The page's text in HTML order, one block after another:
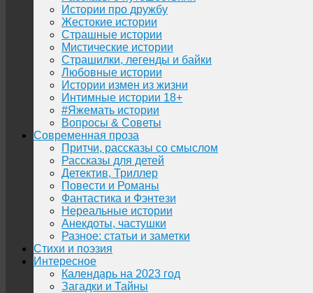
Истории про дружбу
Жестокие истории
Страшные истории
Мистические истории
Страшилки, легенды и байки
Любовные истории
Истории измен из жизни
Интимные истории 18+
#Яжемать истории
Вопросы & Советы
Современная проза
Притчи, рассказы со смыслом
Рассказы для детей
Детектив, Триллер
Повести и Романы
Фантастика и Фэнтези
Нереальные истории
Анекдоты, частушки
Разное: статьи и заметки
Стихи и поэзия
Интересное
Календарь на 2023 год
Загадки и Тайны